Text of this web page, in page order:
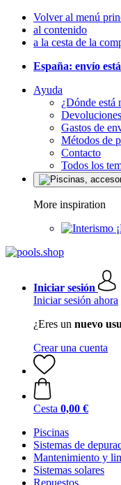
Volver al menú
al contenido
a la cesta de la
España: envío
Ayuda
¿Dónde está
Devoluciones
Gastos de
Métodos de
Contacto
Todos los
More inspiration
Iniciar sesión
Iniciar sesión ahora
¿Eres un nuevo
Crear una cuenta
Cesta 0,00 €
Piscinas
Sistemas de
Mantenimiento y
Sistemas solares
Repuestos